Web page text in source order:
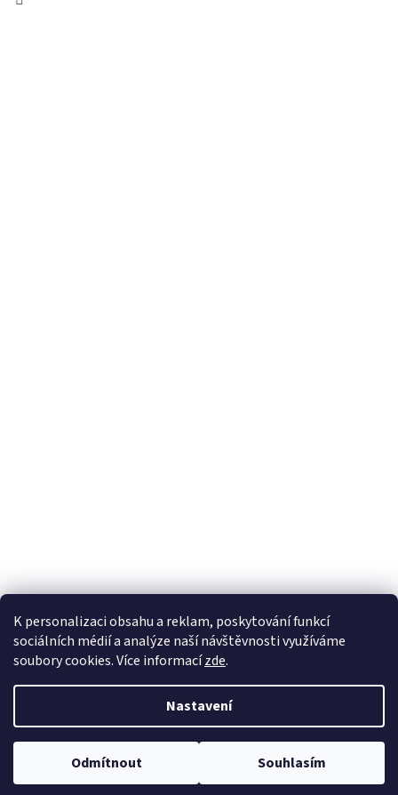
K personalizaci obsahu a reklam, poskytování funkcí
sociálních médií a analýze naší návštěvnosti využíváme
soubory cookies. Více informacízde.
Nastavení
Odmítnout Souhlasím
Copyright 2026EKOZAHRADNICTVÍ. Všechna práva vyhrazena.
Upravit nastavení cookies